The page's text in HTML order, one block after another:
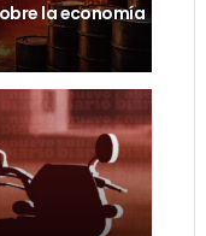
la economía